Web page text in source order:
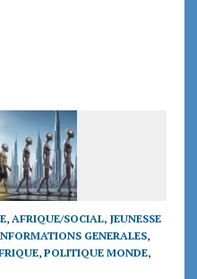
, AFRIQUE/SOCIAL, JEUNESSE
GENERALES,
, POLITIQUE MONDE,